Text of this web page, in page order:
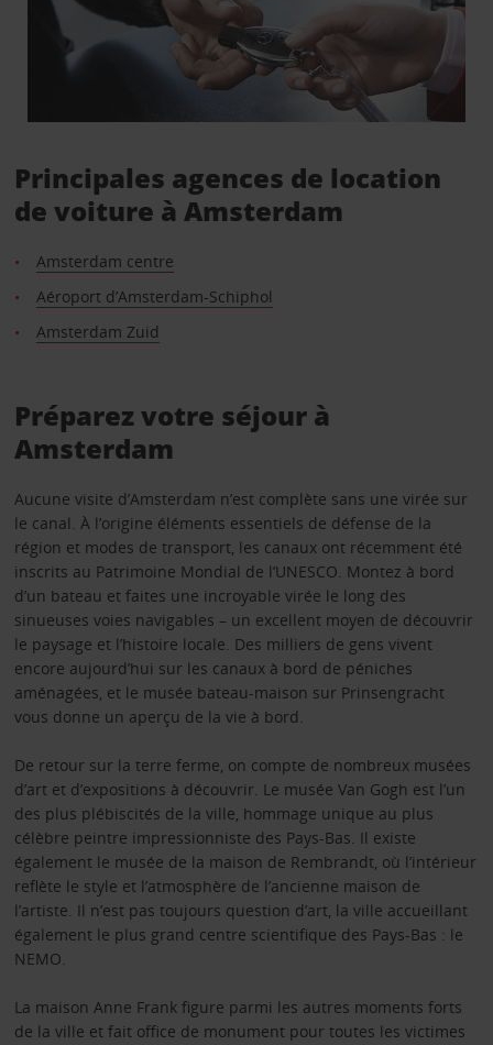
Principales agences de location
de voiture à Amsterdam
Amsterdam centre
Aéroport d’Amsterdam-Schiphol
Amsterdam Zuid
Préparez votre séjour à
Amsterdam
Aucune visite d’Amsterdam n’est complète sans une virée sur
le canal. À l’origine éléments essentiels de défense de la
région et modes de transport, les canaux ont récemment été
inscrits au Patrimoine Mondial de l’UNESCO. Montez à bord
d’un bateau et faites une incroyable virée le long des
sinueuses voies navigables – un excellent moyen de découvrir
le paysage et l’histoire locale. Des milliers de gens vivent
encore aujourd’hui sur les canaux à bord de péniches
aménagées, et le musée bateau-maison sur Prinsengracht
vous donne un aperçu de la vie à bord.
De retour sur la terre ferme, on compte de nombreux musées
d’art et d’expositions à découvrir. Le musée Van Gogh est l’un
des plus plébiscités de la ville, hommage unique au plus
célèbre peintre impressionniste des Pays-Bas. Il existe
également le musée de la maison de Rembrandt, où l’intérieur
reflète le style et l’atmosphère de l’ancienne maison de
l’artiste. Il n’est pas toujours question d’art, la ville accueillant
également le plus grand centre scientifique des Pays-Bas : le
NEMO.
La maison Anne Frank figure parmi les autres moments forts
de la ville et fait office de monument pour toutes les victimes